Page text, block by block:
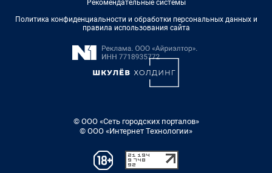
Рекомендательные системы
Политика конфиденциальности и обработки персональных данных и
правила использования сайта
© ООО «Сеть городских порталов»
© ООО «Интернет Технологии»